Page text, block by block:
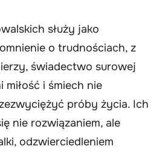
służy jako
o trudnościach, z
świadectwo surowej
miłość i śmiech nie
próby życia. Ich
nie rozwiązaniem, ale
odzwierciedleniem